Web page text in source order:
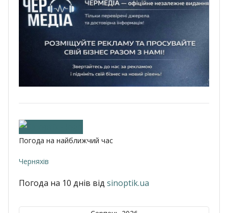
Погода на найближчий час
Черняхів
Погода на 10 днів від sinoptik.ua